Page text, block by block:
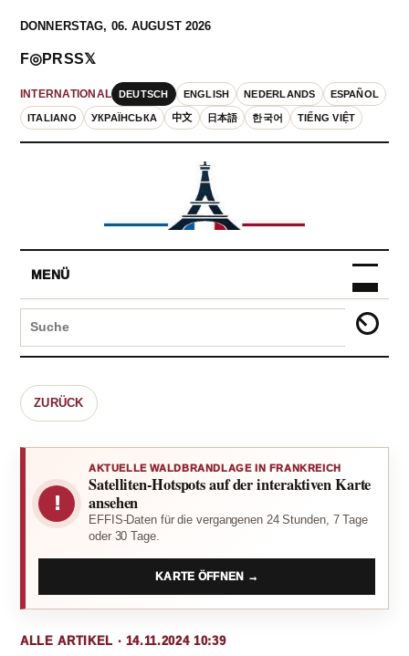
DONNERSTAG, 06. AUGUST 2026
INTERNATIONAL DEUTSCH ENGLISH NEDERLANDS ESPAÑOL
ITALIANO УКРАЇНСЬКА 中文 日本語 한국어 TIẾNG VIỆT
F◎PRSS𝕏
MENÜ
ZURÜCK
!
AKTUELLE WALDBRANDLAGE IN FRANKREICH
Satelliten-Hotspots auf der interaktiven Karte
ansehen
EFFIS-Daten für die vergangenen 24 Stunden, 7 Tage
oder 30 Tage.
KARTE ÖFFNEN →
ALLE ARTIKEL · 14.11.2024 10:39